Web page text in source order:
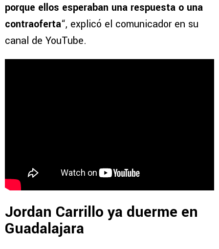
porque ellos esperaban una respuesta o una
contraoferta“, explicó el comunicador en su
canal de YouTube.
Jordan Carrillo ya duerme en
Guadalajara